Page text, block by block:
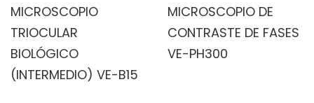
MICROSCOPIO
TRIOCULAR
BIOLÓGICO
(INTERMEDIO) VE-B15
MICROSCOPIO DE
CONTRASTE DE FASES
VE-PH300